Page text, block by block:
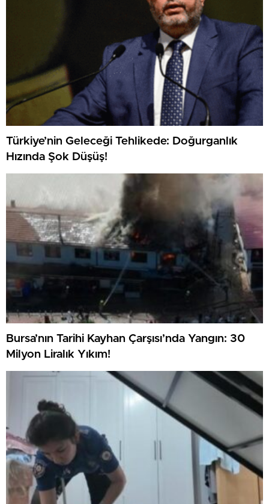
Türkiye’nin Geleceği Tehlikede: Doğurganlık
Hızında Şok Düşüş!
Bursa’nın Tarihi Kayhan Çarşısı’nda Yangın: 30
Milyon Liralık Yıkım!